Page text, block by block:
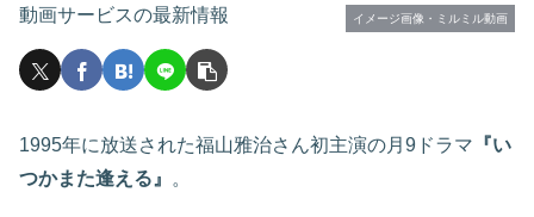
イメージ画像・ミルミル動画
1995年に放送された福山雅治さん初主演の月9ドラマ 『い
つかまた逢える』
。